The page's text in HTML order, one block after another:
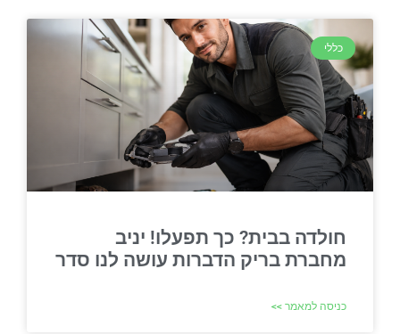
כללי
חולדה בבית? כך תפעלו! יניב
מחברת בריק הדברות עושה לנו סדר
כניסה למאמר >>